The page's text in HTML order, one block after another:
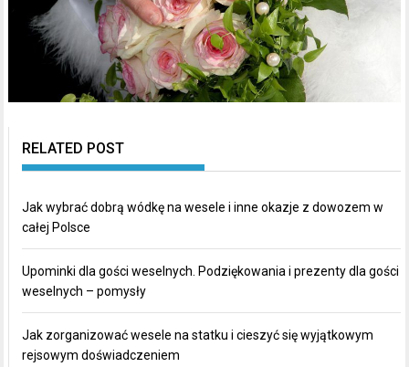
RELATED POST
Jak wybrać dobrą wódkę na wesele i inne okazje z dowozem w
całej Polsce
Upominki dla gości weselnych. Podziękowania i prezenty dla gości
weselnych – pomysły
Jak zorganizować wesele na statku i cieszyć się wyjątkowym
rejsowym doświadczeniem